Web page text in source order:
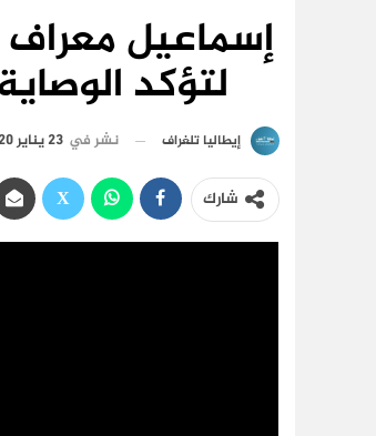
إسماعيل معراف
لتؤكد
إيطاليا تلغراف نشر في 23 يناير 2020 الساعة 4 و 35 دقيقة
شارك